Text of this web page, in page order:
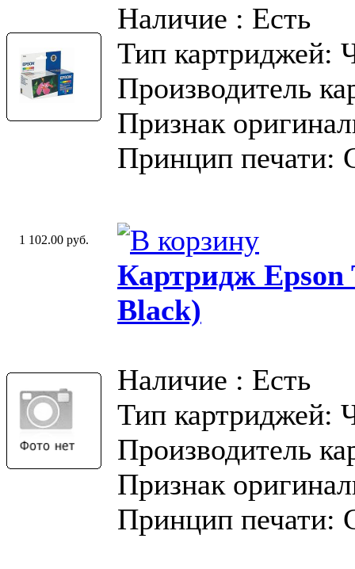
Наличие : Есть
Тип картриджей:
Производитель
Признак
Принцип печати:
1 102.00 руб.
Картридж
Black)
Наличие : Есть
Тип картриджей:
Производитель
Признак
Принцип печати: